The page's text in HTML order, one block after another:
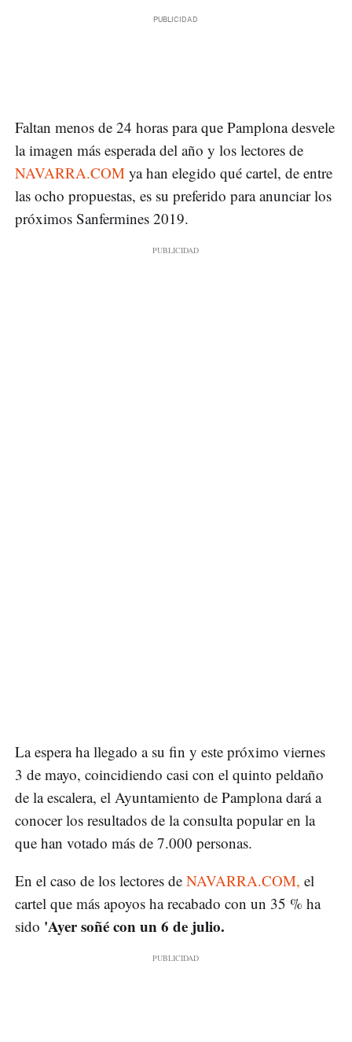
Faltan menos de 24 horas para que Pamplona desvele
la imagen más esperada del año y los lectores de
NAVARRA.COM ya han elegido qué cartel, de entre
las ocho propuestas, es su preferido para anunciar los
próximos Sanfermines 2019.
La espera ha llegado a su fin y este próximo viernes
3 de mayo, coincidiendo casi con el quinto peldaño
de la escalera, el Ayuntamiento de Pamplona dará a
conocer los resultados de la consulta popular en la
que han votado más de 7.000 personas.
En el caso de los lectores de NAVARRA.COM, el
cartel que más apoyos ha recabado con un 35 % ha
sido 'Ayer soñé con un 6 de julio.